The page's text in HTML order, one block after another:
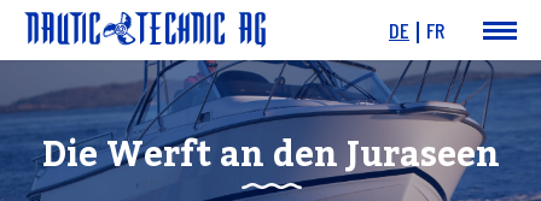
News & Events
Boote
Motoren
Angebote
DE FR
Die Werft an den Juraseen